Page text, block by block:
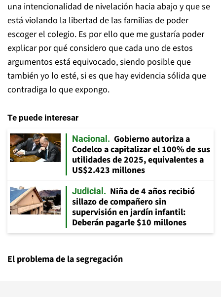
una intencionalidad de nivelación hacia abajo y que se
está violando la libertad de las familias de poder
escoger el colegio. Es por ello que me gustaría poder
explicar por qué considero que cada uno de estos
argumentos está equivocado, siendo posible que
también yo lo esté, si es que hay evidencia sólida que
contradiga lo que expongo.
Te puede interesar
Nacional
Gobierno autoriza a
Codelco a capitalizar el 100% de sus
utilidades de 2025, equivalentes a
US$2.423 millones
Judicial
Niña de 4 años recibió
sillazo de compañero sin
supervisión en jardín infantil:
Deberán pagarle $10 millones
El problema de la segregación